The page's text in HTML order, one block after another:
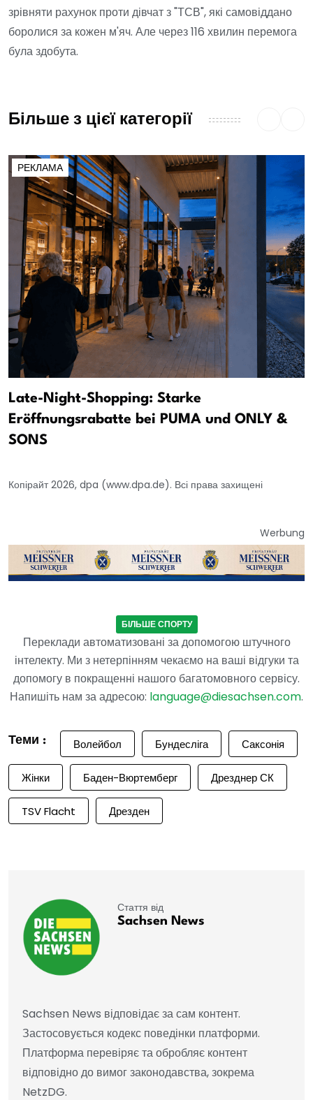
зрівняти рахунок проти дівчат з "ТСВ", які самовіддано
боролися за кожен м'яч. Але через 116 хвилин перемога
була здобута.
Більше з цієї категорії
РЕКЛАМА
Late-Night-Shopping: Starke
Eröffnungsrabatte bei PUMA und ONLY &
SONS
Копірайт 2026, dpa (www.dpa.de). Всі права захищені
Werbung
БІЛЬШЕ СПОРТУ
Переклади автоматизовані за допомогою штучного
інтелекту. Ми з нетерпінням чекаємо на ваші відгуки та
допомогу в покращенні нашого багатомовного сервісу.
Напишіть нам за адресою: language@diesachsen.com.
Теми : Волейбол Бундесліга Саксонія
Жінки Баден-Вюртемберг Дрезднер СК
TSV Flacht Дрезден
Стаття від
Sachsen News
Sachsen News відповідає за сам контент.
Застосовується кодекс поведінки платформи.
Платформа перевіряє та обробляє контент
відповідно до вимог законодавства, зокрема
NetzDG.